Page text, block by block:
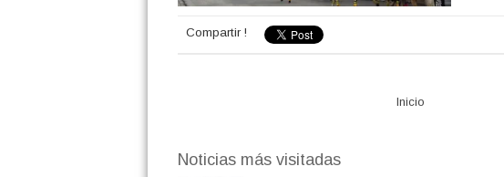
Compartir !
Inicio
Noticias más visitadas